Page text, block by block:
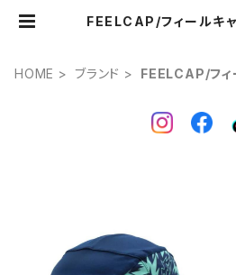
FEELCAP/フィールキ
HOME ブランド FEELCAP/フィ